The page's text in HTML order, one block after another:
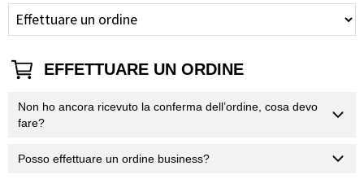
EFFETTUARE UN ORDINE
Non ho ancora ricevuto la conferma dell’ordine, cosa devo
fare?
Posso effettuare un ordine business?